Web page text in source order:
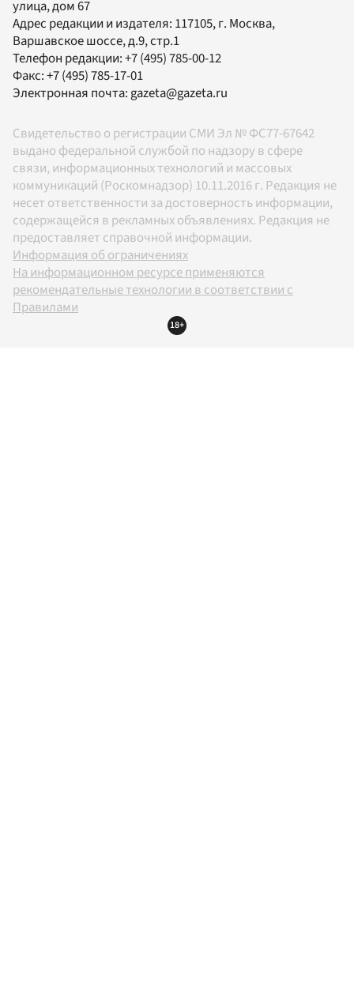
улица, дом 67
Адрес редакции и издателя: 117105, г. Москва,
Варшавское шоссе, д.9, стр.1
Телефон редакции:+7 (495) 785-00-12
Факс:+7 (495) 785-17-01
Электронная почта:gazeta@gazeta.ru
Свидетельство о регистрации СМИ Эл № ФС77-67642
выдано федеральной службой по надзору в сфере
связи, информационных технологий и массовых
коммуникаций (Роскомнадзор) 10.11.2016 г. Редакция не
несет ответственности за достоверность информации,
содержащейся в рекламных объявлениях. Редакция не
предоставляет справочной информации.
Информация об ограничениях
На информационном ресурсе применяются
рекомендательные технологии в соответствии с
Правилами
18+